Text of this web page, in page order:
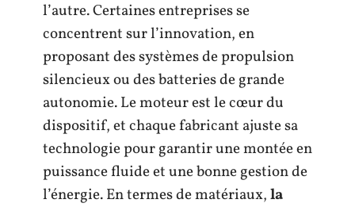
l’autre. Certaines entreprises se
concentrent sur l’innovation, en
proposant des systèmes de propulsion
silencieux ou des batteries de grande
autonomie. Le moteur est le cœur du
dispositif, et chaque fabricant ajuste sa
technologie pour garantir une montée en
puissance fluide et une bonne gestion de
l’énergie. En termes de matériaux,la